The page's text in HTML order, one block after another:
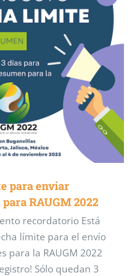
para enviar
RAUGM 2022
recordatorio Está
límite para el envío
para la RAUGM 2022
Sólo quedan 3